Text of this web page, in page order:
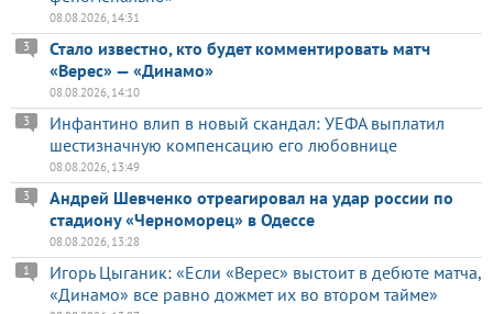
08.08.2026, 14:31
Стало известно, кто будет комментировать матч
«Верес» — «Динамо»
3
08.08.2026, 14:10
Инфантино влип в новый скандал: УЕФА выплатил
шестизначную компенсацию его любовнице
3
08.08.2026, 13:49
Андрей Шевченко отреагировал на удар россии по
стадиону «Черноморец» в Одессе
3
08.08.2026, 13:28
Игорь Цыганик: «Если «Верес» выстоит в дебюте матча,
«Динамо» все равно дожмет их во втором тайме»
1